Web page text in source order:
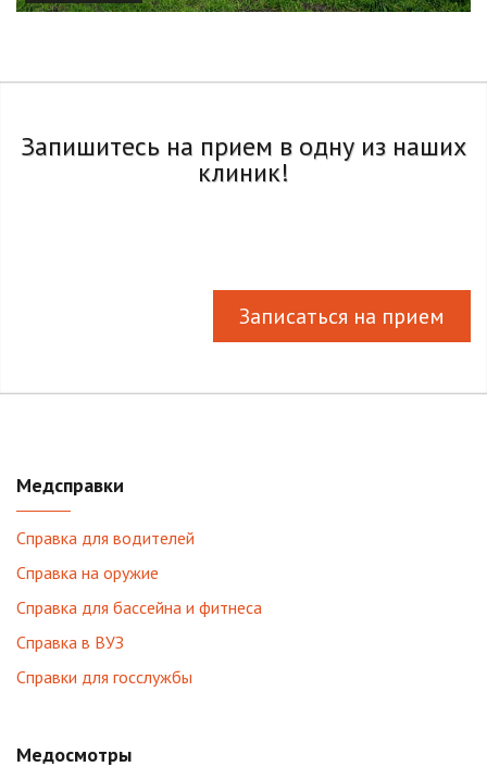
Запишитесь на прием в одну из наших
клиник!
Записаться на прием
Медсправки
Справка для водителей
Справка на оружие
Справка для бассейна и фитнеса
Справка в ВУЗ
Справки для госслужбы
Медосмотры